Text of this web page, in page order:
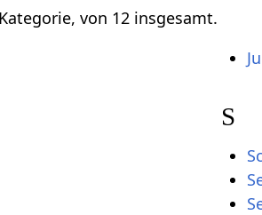
von 12 insgesamt.
S